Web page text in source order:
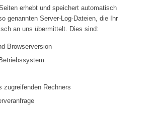
erhebt und speichert automatisch
genannten Server-Log-Dateien, die Ihr
an uns übermittelt. Dies sind:
Browserversion
zugreifenden Rechners